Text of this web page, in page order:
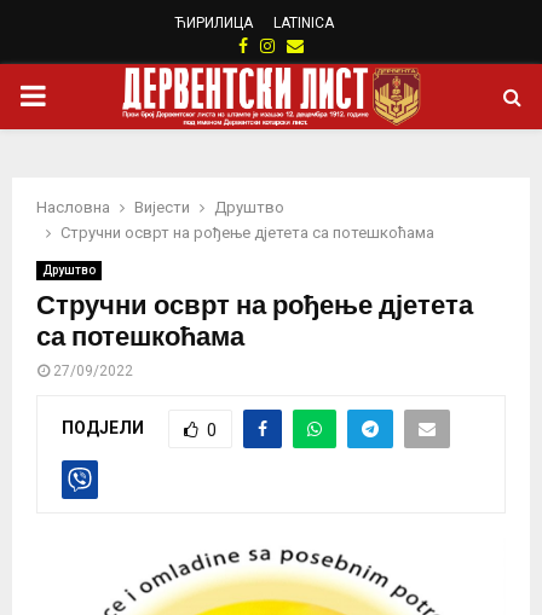
ЋИРИЛИЦА LATINICA
Facebook
Instagram
Email
PRIMARY
Насловна Вијести
Друштво
Стручни осврт на рођење дјетета са потешкоћама
Друштво
Стручни осврт на рођење дјетета
са потешкоћама
27/09/2022
ПОДЈЕЛИ 0